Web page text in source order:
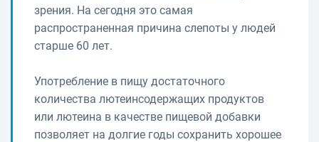
зрения. На сегодня это самая
распространенная причина слепоты у людей
старше 60 лет.
Употребление в пищу достаточного
количества лютеинсодержащих продуктов
или лютеина в качестве пищевой добавки
позволяет на долгие годы сохранить хорошее